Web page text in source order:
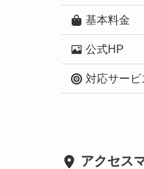
基本料金
公式HP
対応サービ
アクセス